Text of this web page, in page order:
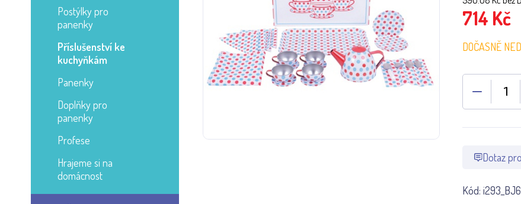
Postýlky pro
panenky
Příslušenství ke
kuchyňkám
Panenky
Doplňky pro
panenky
Profese
Hrajeme si na
domácnost
714 Kč
DOČASNĚ
Dotaz
Kód: